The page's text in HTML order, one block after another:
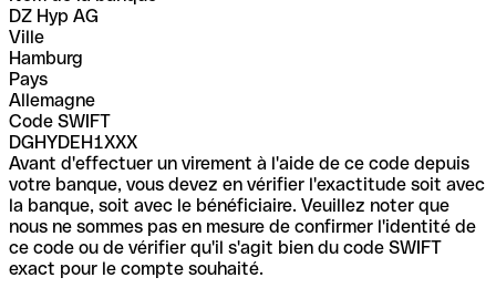
DZ Hyp AG
Ville
Hamburg
Pays
Allemagne
Code SWIFT
DGHYDEH1XXX
Avant d'effectuer un virement à l'aide de ce code depuis
votre banque, vous devez en vérifier l'exactitude soit avec
la banque, soit avec le bénéficiaire. Veuillez noter que
nous ne sommes pas en mesure de confirmer l'identité de
ce code ou de vérifier qu'il s'agit bien du code SWIFT
exact pour le compte souhaité.